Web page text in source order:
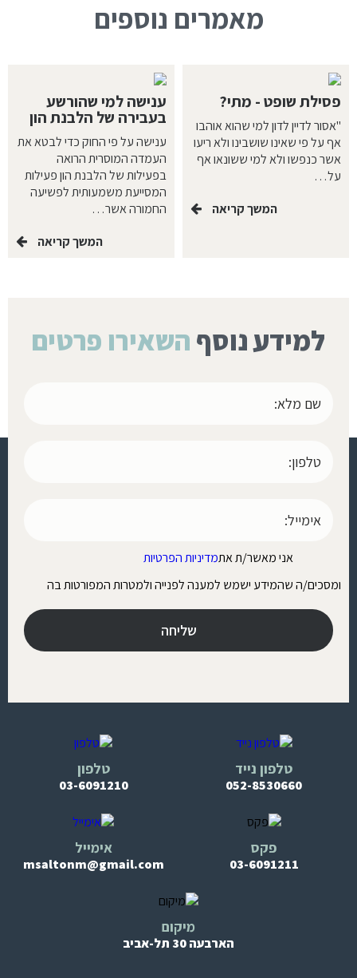
מאמרים נוספים
פסילת שופט - מתי?
"אסור לדיין לדון למי שהוא אוהבו
אף על פי שאינו שושבינו ולא ריעו
אשר כנפשו ולא למי ששונאו אף
על…
המשך קריאה
ענישה למי שהורשע
בעבירה של הלבנת הון
ענישה על פי החוק כדי לבטא את
העמדה המוסרית הרואה
בפעילות של הלבנת הון פעילות
המסייעת משמעותית לפשיעה
החמורה אשר…
המשך קריאה
למידע נוסףהשאירו פרטים
אני מאשר/ת אתמדיניות הפרטיות
ומסכים/ה שהמידע ישמש למענה לפנייה ולמטרות המפורטות בה
טלפון נייד
052-8530660
טלפון
03-6091210
פקס
03-6091211
אימייל
msaltonm@gmail.com
מיקום
הארבעה 30 תל-אביב